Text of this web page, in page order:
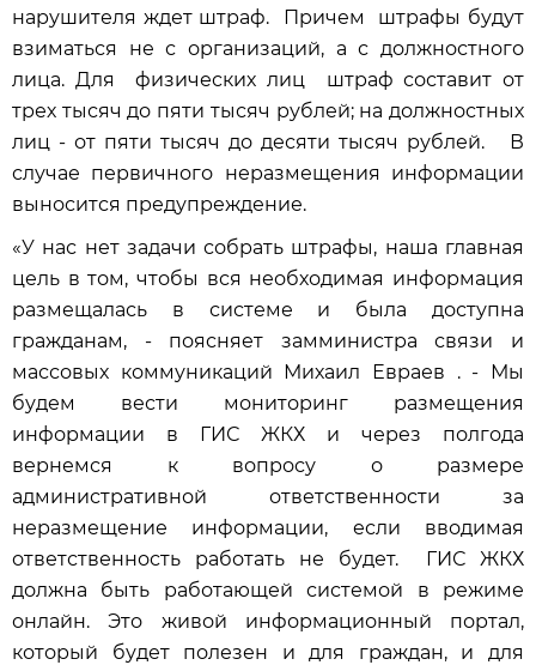
нарушителя ждет штраф. Причем штрафы будут
взиматься не с организаций, а с должностного
лица. Для физических лиц штраф составит от
трех тысяч до пяти тысяч рублей; на должностных
лиц - от пяти тысяч до десяти тысяч рублей. В
случае первичного неразмещения информации
выносится предупреждение.
«У нас нет задачи собрать штрафы, наша главная
цель в том, чтобы вся необходимая информация
размещалась в системе и была доступна
гражданам, - поясняет замминистра связи и
массовых коммуникаций Михаил Евраев . - Мы
будем вести мониторинг размещения
информации в ГИС ЖКХ и через полгода
вернемся к вопросу о размере
административной ответственности за
неразмещение информации, если вводимая
ответственность работать не будет. ГИС ЖКХ
должна быть работающей системой в режиме
онлайн. Это живой информационный портал,
который будет полезен и для граждан, и для